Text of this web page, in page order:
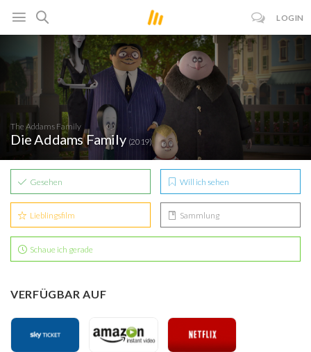
LOGIN
The Addams Family
Die Addams Family (2019)
Gesehen Will ich sehen
Lieblingsfilm Sammlung
Schaue ich gerade
VERFÜGBAR AUF